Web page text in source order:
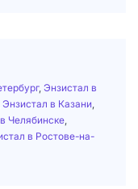
, Энзистал в
Энзистал в Казани
Челябинске
в Ростове-на-